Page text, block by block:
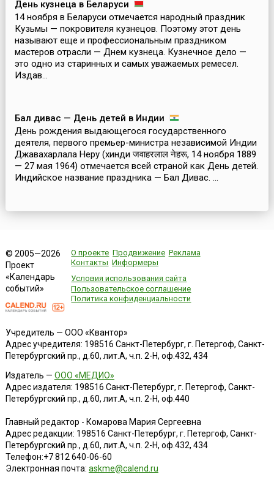
День кузнеца в Беларуси
14 ноября в Беларуси отмечается народный праздник
Кузьмы — покровителя кузнецов. Поэтому этот день
называют еще и профессиональным праздником
мастеров отрасли — Днем кузнеца. Кузнечное дело —
это одно из старинных и самых уважаемых ремесел.
Издав...
Бал дивас — День детей в Индии
День рождения выдающегося государственного
деятеля, первого премьер-министра независимой Индии
Джавахарлала Неру (хинди जवाहरलाल नेहरू, 14 ноября 1889
— 27 мая 1964) отмечается всей страной как День детей.
Индийское название праздника — Бал Дивас. ...
© 2005—2026
Проект
«Календарь
событий»
О проекте Продвижение Реклама
Контакты Информеры
Условия использования сайта
Пользовательское соглашение
Политика конфиденциальности
Учредитель — ООО «Квантор»
Адрес учредителя: 198516 Санкт-Петербург, г. Петергоф, Санкт-
Петербургский пр., д.60, лит.А, ч.п. 2-Н, оф.432, 434
Издатель — ООО «МЕДИО»
Адрес издателя: 198516 Санкт-Петербург, г. Петергоф, Санкт-
Петербургский пр., д.60, лит.А, ч.п. 2-Н, оф.440
Главный редактор - Комарова Мария Сергеевна
Адрес редакции: 198516 Санкт-Петербург, г. Петергоф, Санкт-
Петербургский пр., д.60, лит.А, ч.п. 2-Н, оф.432, 434
Телефон:+7 812 640-06-60
Электронная почта: askme@calend.ru